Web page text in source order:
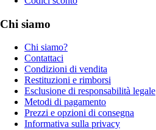
Chi siamo
Chi siamo?
Contattaci
Condizioni di vendita
Restituzioni e rimborsi
Esclusione di responsabilità legale
Metodi di pagamento
Prezzi e opzioni di consegna
Informativa sulla privacy